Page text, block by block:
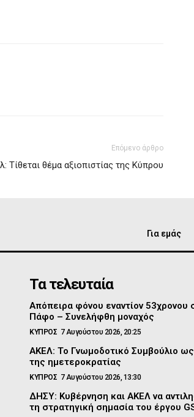
Επόμενο άρθρο
Τίθεται θέμα αξιοπιστίας της Κύπρου
Για εμάς
Τα τελευταία
Απόπειρα φόνου εναντίον 53χρονου
Πάφο – Συνελήφθη μοναχός
ΚΥΠΡΟΣ 7 Αυγούστου 2026, 20:25
ΑΚΕΛ: Το Γνωμοδοτικό Συμβούλιο ως
της ημετεροκρατίας
ΚΥΠΡΟΣ 7 Αυγούστου 2026, 13:30
ΔΗΣΥ: Κυβέρνηση και ΑΚΕΛ να
τη στρατηγική σημασία του έργου